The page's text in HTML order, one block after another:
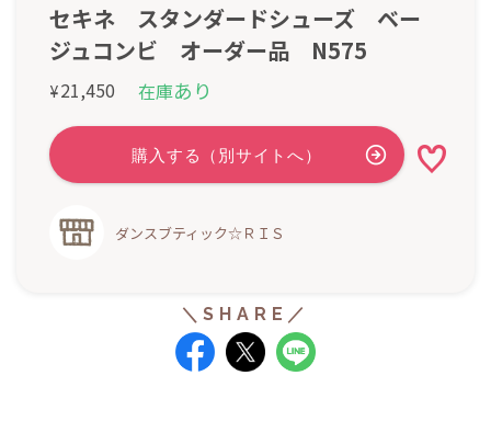
セキネ スタンダードシューズ ベー
ジュコンビ オーダー品 N575
¥21,450 在庫あり
ダンスブティック☆ＲＩＳ